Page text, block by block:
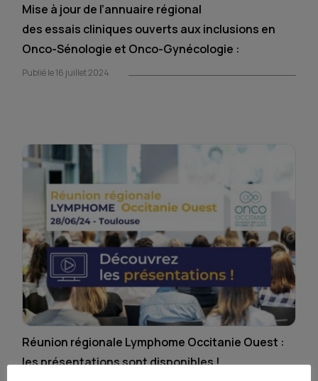
Mise à jour de l’annuaire régional
des essais cliniques ouverts aux inclusions en
Onco-Sénologie et Onco-Gynécologie :
Publié le 16 juillet 2024
Réunion régionale Lymphome Occitanie Ouest :
les présentations sont disponibles !